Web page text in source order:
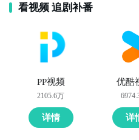
看视频 追剧补番
PP视频
2105.6万
详情
优酷
详